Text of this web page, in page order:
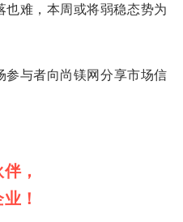
难，本周或将弱稳态势为
参与者向尚镁网分享市场信
，
！